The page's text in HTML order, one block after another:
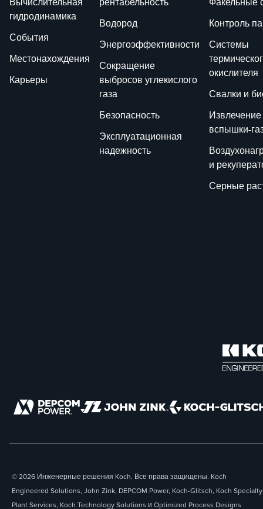
гидродинамика
События
Местонахождения
Карьеры
Водород
Энергоэффективности
Сокращение
выбросов углекислого
газа
Безопасность
Эксплуатационная
надежность
Контроль
Системы
окислителя
Свалки и
Извлечение
вспышки-
и
Серные
© 2026 Инженерные решения Koch. Все права защищены. Koch
Engineered Solutions, John Zink, DEPCOM Power, Koch-Glitsch, Koch Specialty
Plant Services, Koch Technology Solutions и Optimized Process Designs